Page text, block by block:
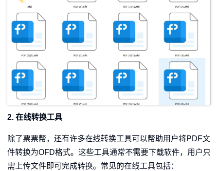
2. 在线转换工具
除了票票帮，还有许多在线转换工具可以帮助用户将PDF文
件转换为OFD格式。这些工具通常不需要下载软件，用户只
需上传文件即可完成转换。常见的在线工具包括：